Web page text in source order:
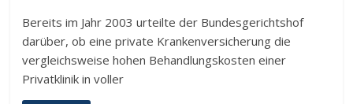
Bereits im Jahr 2003 urteilte der Bundesgerichtshof
darüber, ob eine private Krankenversicherung die
vergleichsweise hohen Behandlungskosten einer
Privatklinik in voller